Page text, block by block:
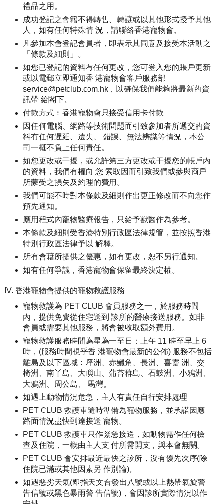
禮品之用。
成功登記之會籍不得轉售、轉讓或以其他形式授予其他
人，如有任何特殊情 況，請聯絡香港寵物會。
凡參加本會登記會員者，即表示其同意及接受本活動之
「條款及細則」。
如您已登記的資料有任何更改，您可登入您的賬戶更新
或以電郵立即通知香 港寵物會客戶服務部
service@petclub.com.hk ，以確保我們能夠將最新的資
訊帶 給閣下。
付款方式︰香港寵物會只接受信用卡付款
因任何電腦、網路等技術問題而引致參加者所遞交的資
料有任何遲延、遺失、 錯誤、無法辨識等情況，本公
司一概不負上任何責任。
如您更改或干擾，或允許第三方更改或干擾您的帳戶內
的資料，我們有權向 您 索取因而引致我們或參與商戶
所蒙受之損失及約理的費用。
我們可能不時對本條款及細則作出更正修改而不向您作
預先通知。
應用程式內寵物醫療報告，只給予獸醫作為參考。
本條款及細則受香港特別行政區法律規管，並按照香港
特別行政區法律予以 解釋。
所有會藉所提供之優惠，如有更改，恕不另行通知。
如有任何爭議，香港寵物會保留最終決定權。
香港寵物會提供的寵物救護服務
寵物救護為 PET CLUB 會員服務之一，於服務時間
內，提供免費從住宅送到 診所的醫療接送服務。如非
會員或需要其他服務，將會被收取額外費用。
寵物救護服務時間為星為一至日：上午 11 時至早上 6
時，(服務時間視乎香 港寵物會最新的公佈) 服務不包括
離島及以下區域︰坪洲、赤鱲角、長洲、喜靈 洲、交
椅洲、南丫島、大嶼山、蒲苔群島、石鼓洲、小鴉洲、
大鴉洲、周公島、 馬灣。
如遇上動物情況危急，主人有責任自行安排處理
PET CLUB 救護車隨時準備為寵物服務，並承諾因應
路面情況盡快到達接送 寵物。
PET CLUB 救護車只作緊急接送，如動物需作任何檢
查及住院，一概由主人支 付所需開支，與本會無關。
PET CLUB 會安排最近最快之診所，沒有優先次序(除
住院已滿或其他因素另 作別論)。
如遇惡劣天氣(即指天文台發出八號或以上熱帶氣旋警
告信號或黑色暴雨警 告信號)，會因診所實際情況以作